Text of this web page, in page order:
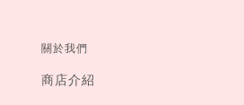
關於我們
商店介紹